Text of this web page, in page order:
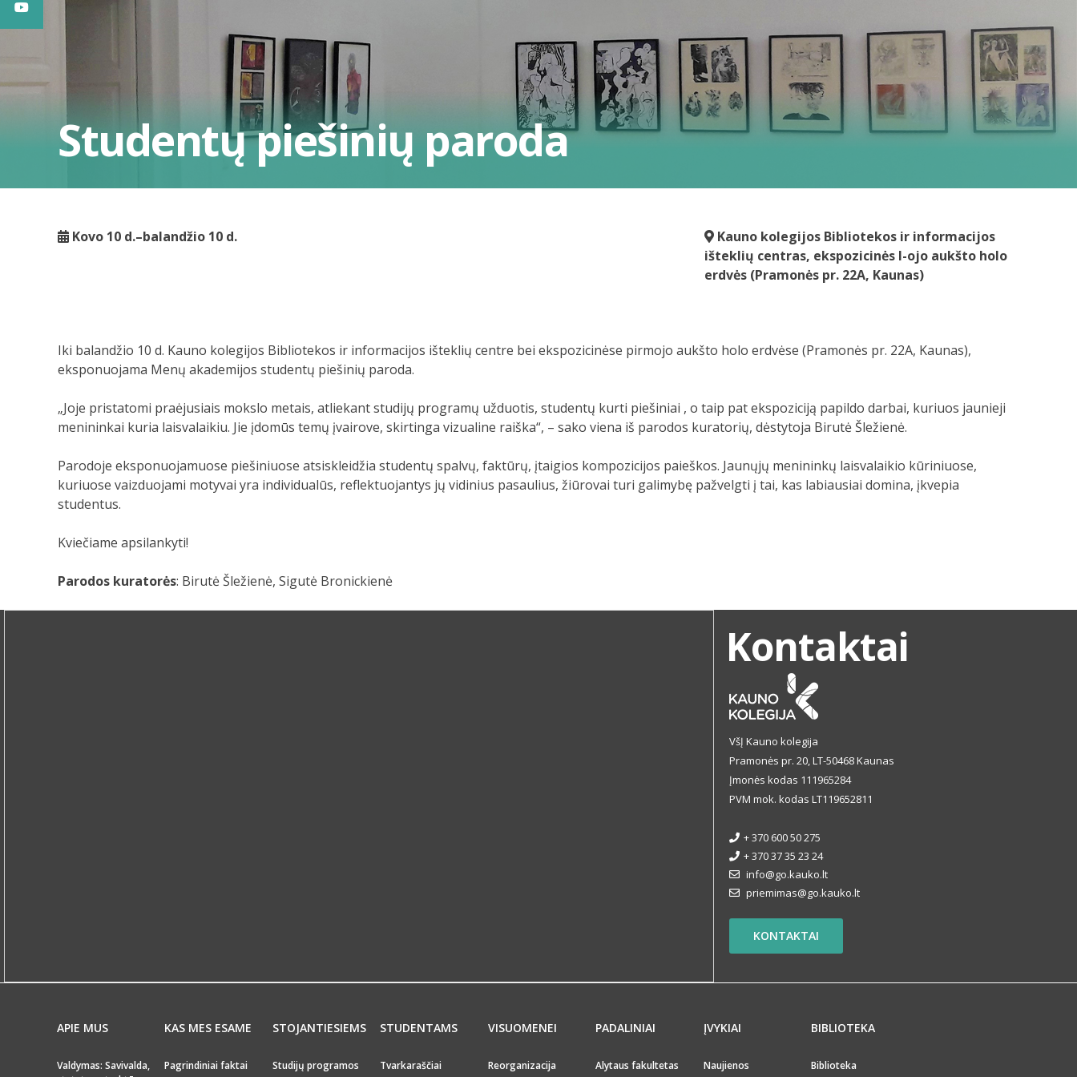
Studentų piešinių paroda
Kovo 10 d.–balandžio 10 d.
Kauno kolegijos Bibliotekos ir informacijos
išteklių centras, ekspozicinės I-ojo aukšto holo
erdvės (Pramonės pr. 22A, Kaunas)
Iki balandžio 10 d. Kauno kolegijos Bibliotekos ir informacijos išteklių centre bei ekspozicinėse pirmojo aukšto holo erdvėse (Pramonės pr. 22A, Kaunas),
eksponuojama Menų akademijos studentų piešinių paroda.
„Joje pristatomi praėjusiais mokslo metais, atliekant studijų programų užduotis, studentų kurti piešiniai , o taip pat ekspoziciją papildo darbai, kuriuos jaunieji
menininkai kuria laisvalaikiu. Jie įdomūs temų įvairove, skirtinga vizualine raiška“, – sako viena iš parodos kuratorių, dėstytoja Birutė Šležienė.
Parodoje eksponuojamuose piešiniuose atsiskleidžia studentų spalvų, faktūrų, įtaigios kompozicijos paieškos. Jaunųjų menininkų laisvalaikio kūriniuose,
kuriuose vaizduojami motyvai yra individualūs, reflektuojantys jų vidinius pasaulius, žiūrovai turi galimybę pažvelgti į tai, kas labiausiai domina, įkvepia
studentus.
Kviečiame apsilankyti!
Parodos kuratorės: Birutė Šležienė, Sigutė Bronickienė
Kontaktai
VšĮ Kauno kolegija
Pramonės pr. 20, LT-50468 Kaunas
Įmonės kodas 111965284
PVM mok. kodas LT119652811
+ 370 600 50 275
+ 370 37 35 23 24
info@go.kauko.lt
priemimas@go.kauko.lt
KONTAKTAI
APIE MUS
Valdymas: Savivalda,
KAS MES ESAME
Pagrindiniai faktai
STOJANTIESIEMS
Studijų programos
STUDENTAMS
Tvarkaraščiai
VISUOMENEI
Reorganizacija
PADALINIAI
Alytaus fakultetas
ĮVYKIAI
Naujienos
BIBLIOTEKA
Biblioteka